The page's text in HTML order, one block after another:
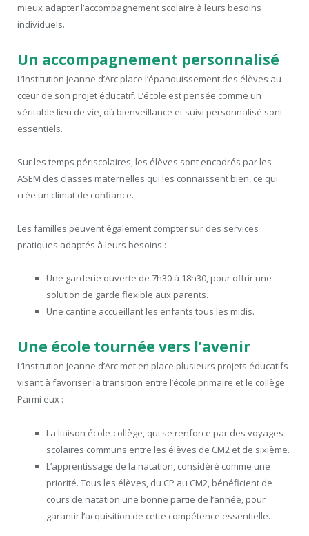
mieux adapter l’accompagnement scolaire à leurs besoins
individuels.
Un accompagnement personnalisé
L’Institution Jeanne d’Arc place l’épanouissement des élèves au
cœur de son projet éducatif. L’école est pensée comme un
véritable lieu de vie, où bienveillance et suivi personnalisé sont
essentiels.
Sur les temps périscolaires, les élèves sont encadrés par les
ASEM des classes maternelles qui les connaissent bien, ce qui
crée un climat de confiance.
Les familles peuvent également compter sur des services
pratiques adaptés à leurs besoins :
Une garderie ouverte de 7h30 à 18h30, pour offrir une
solution de garde flexible aux parents.
Une cantine accueillant les enfants tous les midis.
Une école tournée vers l’avenir
L’Institution Jeanne d’Arc met en place plusieurs projets éducatifs
visant à favoriser la transition entre l’école primaire et le collège.
Parmi eux :
La liaison école-collège, qui se renforce par des voyages
scolaires communs entre les élèves de CM2 et de sixième.
L’apprentissage de la natation, considéré comme une
priorité. Tous les élèves, du CP au CM2, bénéficient de
cours de natation une bonne partie de l’année, pour
garantir l’acquisition de cette compétence essentielle.